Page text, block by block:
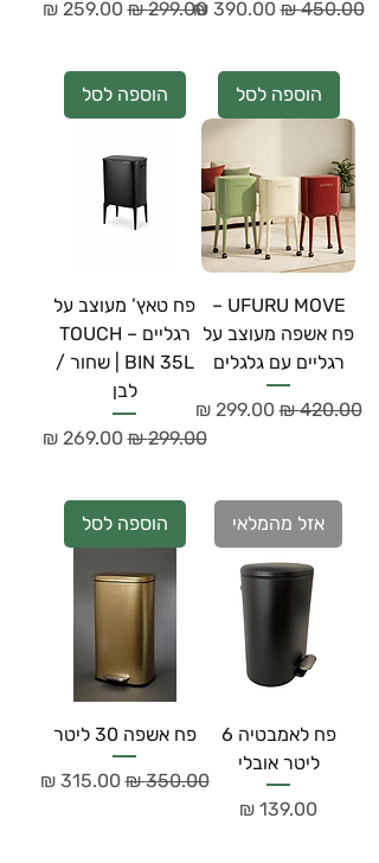
מחיר רגיל‏450.00 ‏₪ מחיר מבצע‏390.00 ‏₪
הוספה לסל
מחיר רגיל‏299.00 ‏₪ מחיר מבצע‏259.00 ‏₪
הוספה לסל
UFURU MOVE –
פח אשפה מעוצב על
רגליים עם גלגלים
מחיר רגיל‏420.00 ‏₪ מחיר מבצע‏299.00 ‏₪
אזל מהמלאי
פח טאץ’ מעוצב על
רגליים – TOUCH
BIN 35L | שחור /
לבן
מחיר רגיל‏299.00 ‏₪ מחיר מבצע‏269.00 ‏₪
הוספה לסל
פח לאמבטיה 6
ליטר אובלי
מחיר
פח אשפה 30 ליטר
מחיר רגיל‏350.00 ‏₪ מחיר מבצע‏315.00 ‏₪